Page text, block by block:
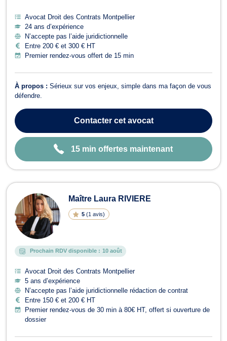
Avocat Droit des Contrats Montpellier
24 ans d’expérience
N’accepte pas l’aide juridictionnelle
Entre 200 € et 300 € HT
Premier rendez-vous offert de 15 min
À propos : Sérieux sur vos enjeux, simple dans ma façon de vous
défendre.
Contactercet avocat
15 min offertes maintenant
Maître Laura RIVIERE
5 (1 avis)
Prochain RDV disponible : 10 août
Avocat Droit des Contrats Montpellier
5 ans d’expérience
N’accepte pas l’aide juridictionnelle rédaction de contrat
Entre 150 € et 200 € HT
Premier rendez-vous de 30 min à 80€ HT, offert si ouverture de
dossier